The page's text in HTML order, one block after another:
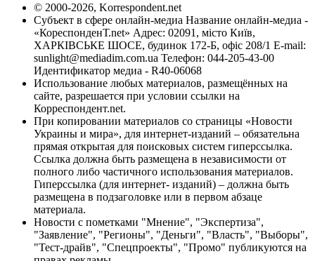
© 2000-2026, Korrespondent.net
Субъект в сфере онлайн-медиа Название онлайн-медиа -
«КореспонденТ.net» Адрес: 02091, місто Київ,
ХАРКІВСЬКЕ ШОСЕ, будинок 172-Б, офіс 208/1 E-mail:
sunlight@mediadim.com.ua Телефон: 044-205-43-00
Идентификатор медиа - R40-06068
Использование любых материалов, размещённых на
сайте, разрешается при условии ссылки на
Корреспондент.net.
При копировании материалов со страницы «Новости
Украины и мира», для интернет-изданий – обязательна
прямая открытая для поисковых систем гиперссылка.
Ссылка должна быть размещена в независимости от
полного либо частичного использования материалов.
Гиперссылка (для интернет- изданий) – должна быть
размещена в подзаголовке или в первом абзаце
материала.
Новости с пометками "Мнение", "Экспертиза",
"Заявление", "Регионы", "Деньги", "Власть", "Выборы",
"Тест-драйв", "Спецпроекты", "Промо" публикуются на